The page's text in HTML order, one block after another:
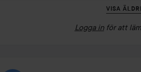
VISA
Logga in för att